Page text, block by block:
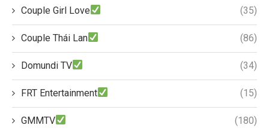
Couple Girl Love (35)
Couple Thái Lan (86)
Domundi TV (34)
FRT Entertainment (15)
GMMTV (180)